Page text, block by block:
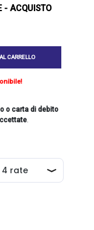
- ACQUISTO
CARRELLO
o carta di debito
.